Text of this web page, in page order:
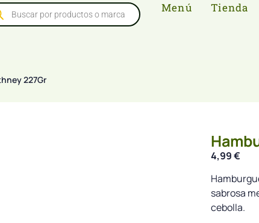
Menú Tienda
227Gr
4,99€
sabrosa
cebolla.